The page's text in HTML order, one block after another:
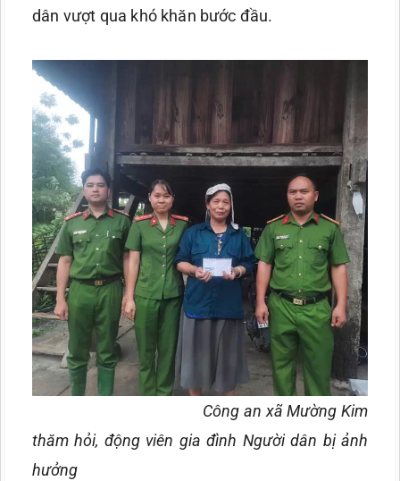
dân vượt qua khó khăn bước đầu.
Công an xã Mường Kim
thăm hỏi, động viên gia đình Người dân bị ảnh
hưởng